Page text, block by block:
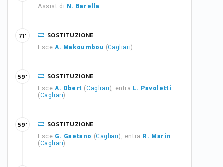
Assist di N. Barella
SOSTITUZIONE
Esce A. Makoumbou (Cagliari)
71'
SOSTITUZIONE
Esce A. Obert (Cagliari), entra L. Pavoletti
(Cagliari)
59'
SOSTITUZIONE
Esce G. Gaetano (Cagliari), entra R. Marin
(Cagliari)
59'